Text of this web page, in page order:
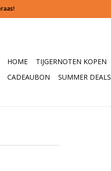
HOME TIJGERNOTEN KOPEN
CADEAUBON
SUMMER DEALS